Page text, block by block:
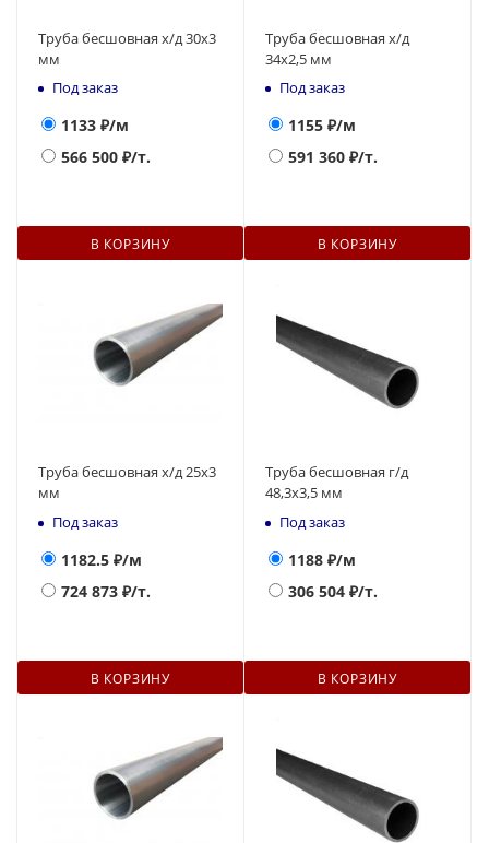
Труба бесшовная х/д 30х3
мм
Под заказ
1133 ₽/м
566 500 ₽/т.
В КОРЗИНУ
Труба бесшовная х/д
34х2,5 мм
Под заказ
1155 ₽/м
591 360 ₽/т.
В КОРЗИНУ
Труба бесшовная х/д 25х3
мм
Под заказ
1182.5 ₽/м
724 873 ₽/т.
В КОРЗИНУ
Труба бесшовная г/д
48,3х3,5 мм
Под заказ
1188 ₽/м
306 504 ₽/т.
В КОРЗИНУ